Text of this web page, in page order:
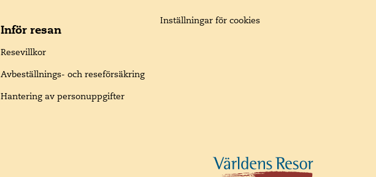
Inför resan
Resevillkor
Avbeställnings- och reseförsäkring
Hantering av personuppgifter
Inställningar för cookies